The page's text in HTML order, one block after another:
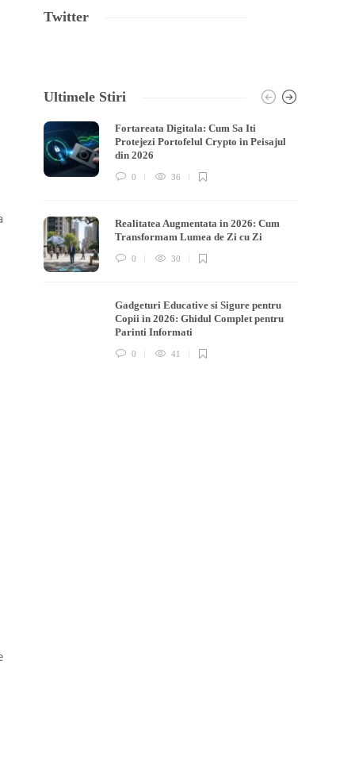
Twitter
Ultimele Stiri
Fortareata Digitala: Cum Sa Iti
Protejezi Portofelul Crypto in Peisajul
din 2026
0 36
Realitatea Augmentata in 2026: Cum
Transformam Lumea de Zi cu Zi
0 30
Gadgeturi Educative si Sigure pentru
Copii in 2026: Ghidul Complet pentru
Parinti Informati
0 41